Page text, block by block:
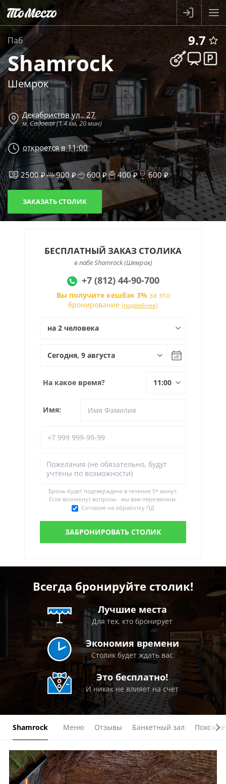
Паб 9.7
Shamrock
Шемрок
Декабристов ул., 27
м. Садовая (1.4 км, 20 мин)
откроется в 11:00
2500 ₽ 900 ₽ 600 ₽ 400 ₽ 600 ₽
ЗАКАЗАТЬ СТОЛИК
БЕСПЛАТНЫЙ ЗАКАЗ СТОЛИКА
в пабе Shamrock (Шемрок)
+7 (812) 44-90-700
Вы получите кешбэк 3% за это
бронирование (подробнее)
На какое время?
Имя:
Бронь будет подтверждена в течение 5* минут.
Если возникнут вопросы - мы вам перезвоним.
Согласие на обработку ПД
Всегда бронируйте столик!
Лучшие места
Для тех, кто бронирует
Экономия времени
Столик будет ждать вас
Это бесплатно!
И никак не влияет на счет
Shamrock Меню Отзывы Банкетный зал